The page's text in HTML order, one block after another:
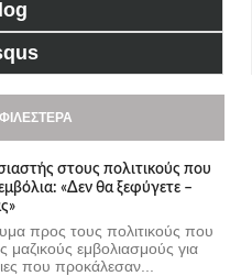
στους πολιτικούς που
«Δεν θα ξεφύγετε –
προς τους πολιτικούς που
μαζικούς εμβολιασμούς για
που προκάλεσαν...